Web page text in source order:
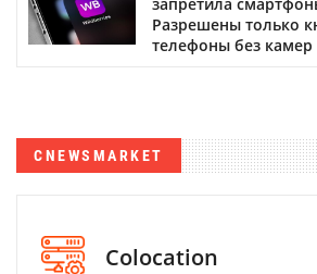
Разрешены только
телефоны без камер
CNEWSMARKET
Colocation